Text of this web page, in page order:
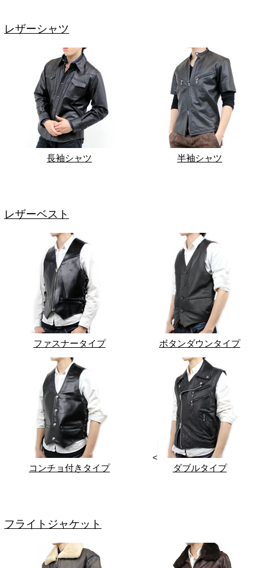
レザーシャツ
長袖シャツ 半袖シャツ
レザーベスト
ファスナータイプ ボタンダウンタイプ
コンチョ付きタイプ
<
ダブルタイプ
フライトジャケット